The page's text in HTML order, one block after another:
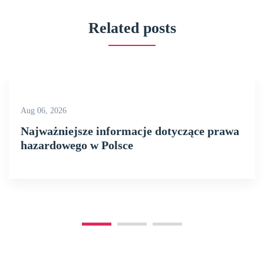
Related posts
Aug 06, 2026
Najważniejsze informacje dotyczące prawa
hazardowego w Polsce